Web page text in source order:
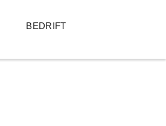
BEDRIFT